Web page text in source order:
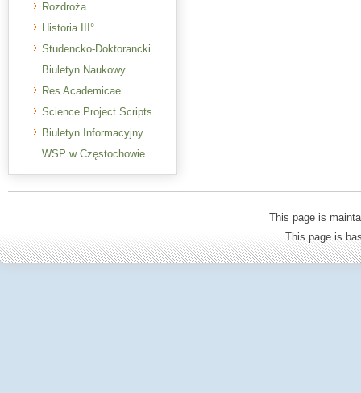
Rozdroża
Historia III°
Studencko-Doktorancki
Biuletyn Naukowy
Res Academicae
Science Project Scripts
Biuletyn Informacyjny
WSP w Częstochowie
This page is
This page is